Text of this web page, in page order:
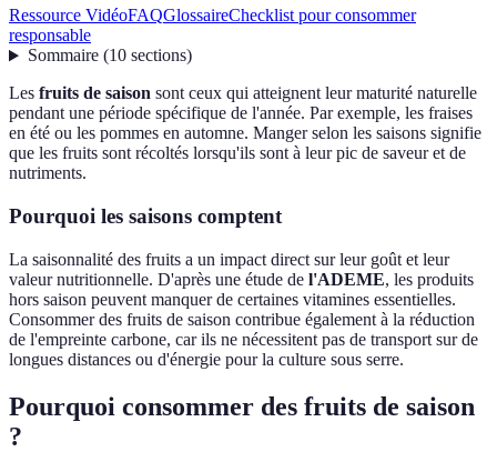
Ressource VidéoFAQGlossaireChecklist pour consommer
responsable
Sommaire(10 sections)
Les fruits de saison sont ceux qui atteignent leur maturité naturelle
pendant une période spécifique de l'année. Par exemple, les fraises
en été ou les pommes en automne. Manger selon les saisons signifie
que les fruits sont récoltés lorsqu'ils sont à leur pic de saveur et de
nutriments.
Pourquoi les saisons comptent
La saisonnalité des fruits a un impact direct sur leur goût et leur
valeur nutritionnelle. D'après une étude de l'ADEME, les produits
hors saison peuvent manquer de certaines vitamines essentielles.
Consommer des fruits de saison contribue également à la réduction
de l'empreinte carbone, car ils ne nécessitent pas de transport sur de
longues distances ou d'énergie pour la culture sous serre.
Pourquoi consommer des fruits de saison
?